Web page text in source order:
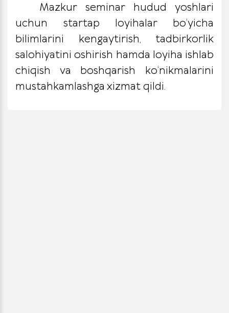
Mazkur seminar hudud yoshlari
uchun startap loyihalar bo‘yicha
bilimlarini kengaytirish, tadbirkorlik
salohiyatini oshirish hamda loyiha ishlab
chiqish va boshqarish ko‘nikmalarini
mustahkamlashga xizmat qildi.